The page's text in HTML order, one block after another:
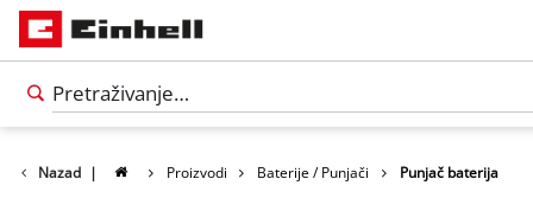
Nazad | Proizvodi Baterije / Punjači Punjač baterija